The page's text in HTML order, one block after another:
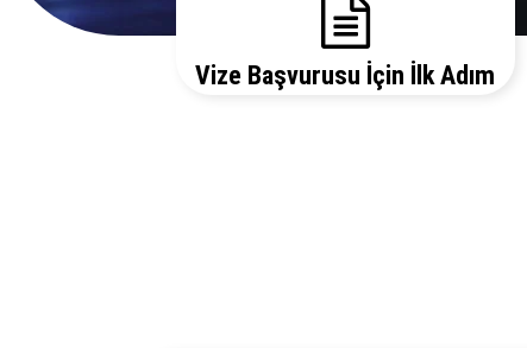
Vize Başvurusu İçin İlk Adım